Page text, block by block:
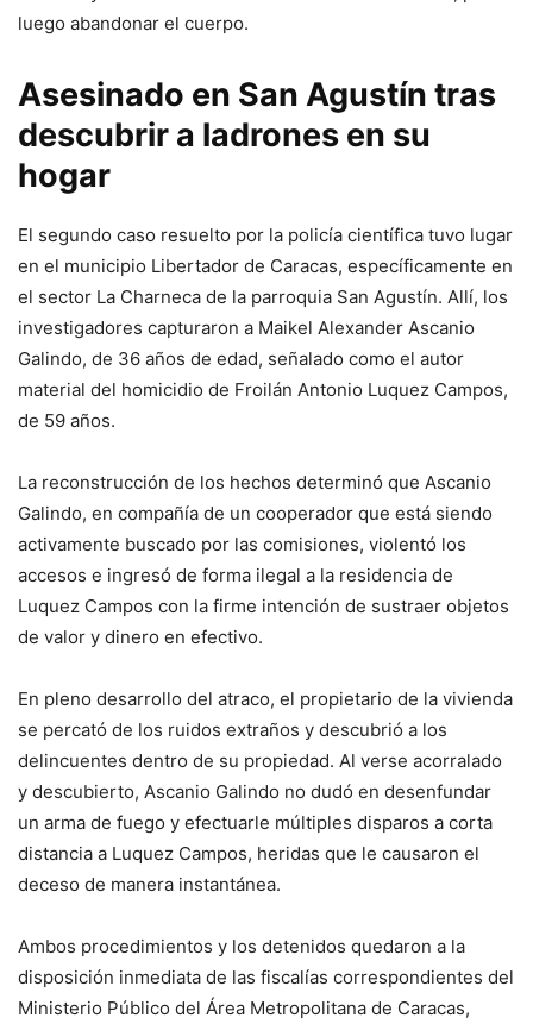
luego abandonar el cuerpo.
Asesinado en San Agustín tras
descubrir a ladrones en su
hogar
El segundo caso resuelto por la policía científica tuvo lugar
en el municipio Libertador de Caracas, específicamente en
el sector La Charneca de la parroquia San Agustín. Allí, los
investigadores capturaron a Maikel Alexander Ascanio
Galindo, de 36 años de edad, señalado como el autor
material del homicidio de Froilán Antonio Luquez Campos,
de 59 años.
La reconstrucción de los hechos determinó que Ascanio
Galindo, en compañía de un cooperador que está siendo
activamente buscado por las comisiones, violentó los
accesos e ingresó de forma ilegal a la residencia de
Luquez Campos con la firme intención de sustraer objetos
de valor y dinero en efectivo.
En pleno desarrollo del atraco, el propietario de la vivienda
se percató de los ruidos extraños y descubrió a los
delincuentes dentro de su propiedad. Al verse acorralado
y descubierto, Ascanio Galindo no dudó en desenfundar
un arma de fuego y efectuarle múltiples disparos a corta
distancia a Luquez Campos, heridas que le causaron el
deceso de manera instantánea.
Ambos procedimientos y los detenidos quedaron a la
disposición inmediata de las fiscalías correspondientes del
Ministerio Público del Área Metropolitana de Caracas,